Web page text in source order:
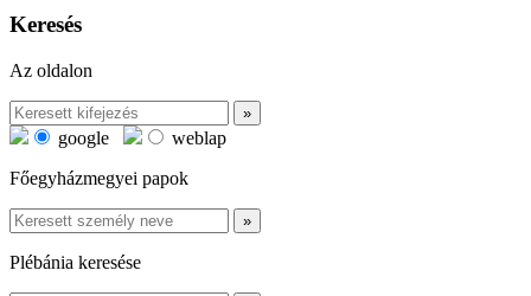
Keresés
Az oldalon
google
weblap
Főegyházmegyei papok
Plébánia keresése